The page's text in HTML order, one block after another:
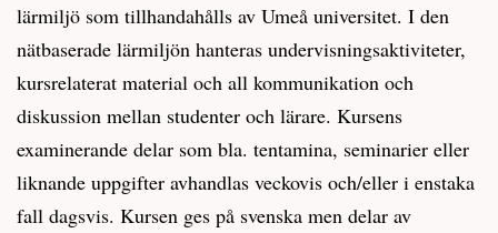
lärmiljö som tillhandahålls av Umeå universitet. I den
nätbaserade lärmiljön hanteras undervisningsaktiviteter,
kursrelaterat material och all kommunikation och
diskussion mellan studenter och lärare. Kursens
examinerande delar som bla. tentamina, seminarier eller
liknande uppgifter avhandlas veckovis och/eller i enstaka
fall dagsvis. Kursen ges på svenska men delar av